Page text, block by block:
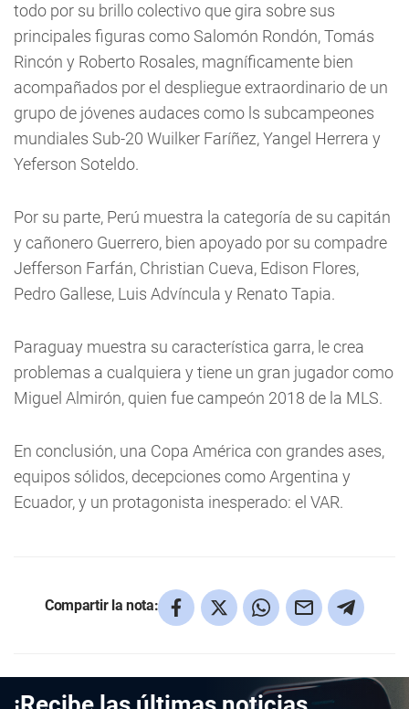
todo por su brillo colectivo que gira sobre sus
principales figuras como Salomón Rondón, Tomás
Rincón y Roberto Rosales, magníficamente bien
acompañados por el despliegue extraordinario de un
grupo de jóvenes audaces como ls subcampeones
mundiales Sub-20 Wuilker Faríñez, Yangel Herrera y
Yeferson Soteldo.
Por su parte, Perú muestra la categoría de su capitán
y cañonero Guerrero, bien apoyado por su compadre
Jefferson Farfán, Christian Cueva, Edison Flores,
Pedro Gallese, Luis Advíncula y Renato Tapia.
Paraguay muestra su característica garra, le crea
problemas a cualquiera y tiene un gran jugador como
Miguel Almirón, quien fue campeón 2018 de la MLS.
En conclusión, una Copa América con grandes ases,
equipos sólidos, decepciones como Argentina y
Ecuador, y un protagonista inesperado: el VAR.
Compartir la nota: